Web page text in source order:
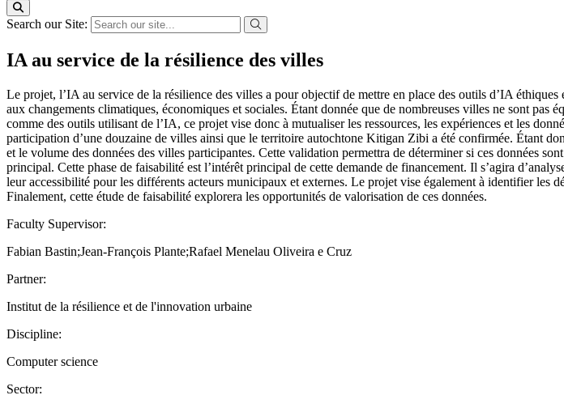
Search our Site:
IA au service de la résilience des villes
Le projet, l’IA au service de la résilience des villes a pour objectif de mettre en place des outils d’IA
aux changements climatiques, économiques et sociales. Étant donnée que de nombreuses villes ne sont pas
comme des outils utilisant de l’IA, ce projet vise donc à mutualiser les ressources, les expériences et les
participation d’une douzaine de villes ainsi que le territoire autochtone Kitigan Zibi a été confirmée. Étant
et le volume des données des villes participantes. Cette validation permettra de déterminer si ces données
principal. Cette phase de faisabilité est l’intérêt principal de cette demande de financement. Il s’agira
leur accessibilité pour les différents acteurs municipaux et externes. Le projet vise également à identifier les
Finalement, cette étude de faisabilité explorera les opportunités de valorisation de ces données.
Faculty Supervisor:
Fabian Bastin;Jean-François Plante;Rafael Menelau Oliveira e Cruz
Partner:
Institut de la résilience et de l'innovation urbaine
Discipline:
Computer science
Sector: